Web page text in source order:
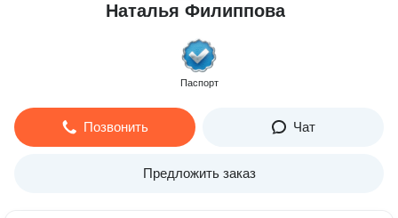
Наталья Филиппова
Паспорт
Позвонить Чат
Предложить заказ